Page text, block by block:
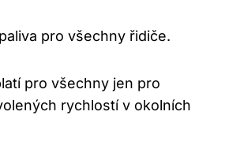
pro všechny řidiče.
pro všechny jen pro
rychlostí v okolních